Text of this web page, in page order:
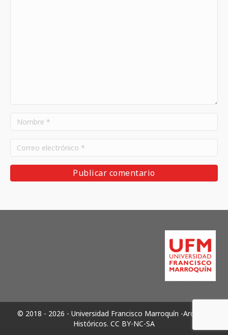
© 2018 - 2026 - Universidad Francisco Marroquín -Archivos
Históricos. CC BY-NC-SA